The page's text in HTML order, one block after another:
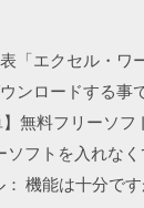
「エクセル・
ンロードする
無料フリーソ
フトを入れな
機能は十分で